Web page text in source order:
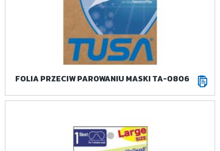
FOLIA PRZECIW PAROWANIU MASKI TA-0806